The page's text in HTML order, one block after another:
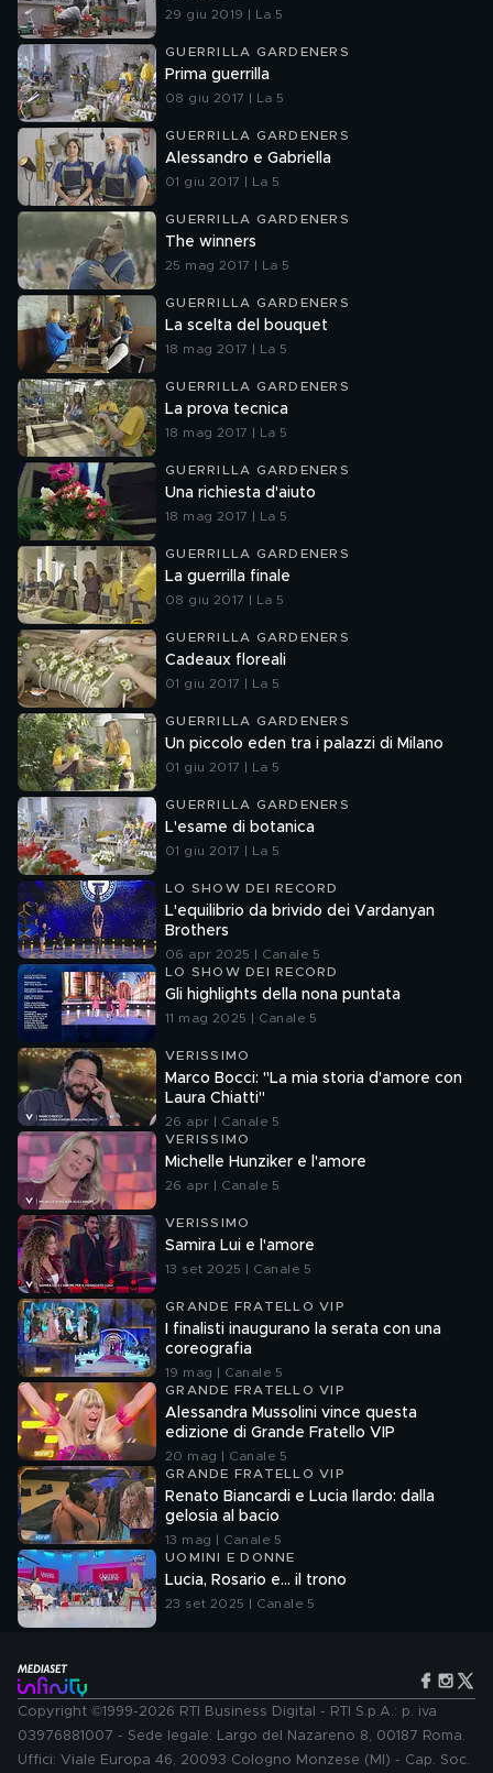
29 giu 2019 | La 5
GUERRILLA GARDENERS
Prima guerrilla
08 giu 2017 | La 5
GUERRILLA GARDENERS
Alessandro e Gabriella
01 giu 2017 | La 5
GUERRILLA GARDENERS
The winners
25 mag 2017 | La 5
GUERRILLA GARDENERS
La scelta del bouquet
18 mag 2017 | La 5
GUERRILLA GARDENERS
La prova tecnica
18 mag 2017 | La 5
GUERRILLA GARDENERS
Una richiesta d'aiuto
18 mag 2017 | La 5
GUERRILLA GARDENERS
La guerrilla finale
08 giu 2017 | La 5
GUERRILLA GARDENERS
Cadeaux floreali
01 giu 2017 | La 5
GUERRILLA GARDENERS
Un piccolo eden tra i palazzi di Milano
01 giu 2017 | La 5
GUERRILLA GARDENERS
L'esame di botanica
01 giu 2017 | La 5
LO SHOW DEI RECORD
L'equilibrio da brivido dei Vardanyan
Brothers
06 apr 2025 | Canale 5
LO SHOW DEI RECORD
Gli highlights della nona puntata
11 mag 2025 | Canale 5
VERISSIMO
Marco Bocci: "La mia storia d'amore con
Laura Chiatti"
26 apr | Canale 5
VERISSIMO
Michelle Hunziker e l'amore
26 apr | Canale 5
VERISSIMO
Samira Lui e l'amore
13 set 2025 | Canale 5
GRANDE FRATELLO VIP
I finalisti inaugurano la serata con una
coreografia
19 mag | Canale 5
GRANDE FRATELLO VIP
Alessandra Mussolini vince questa
edizione di Grande Fratello VIP
20 mag | Canale 5
GRANDE FRATELLO VIP
Renato Biancardi e Lucia Ilardo: dalla
gelosia al bacio
13 mag | Canale 5
UOMINI E DONNE
Lucia, Rosario e... il trono
23 set 2025 | Canale 5
Copyright ©1999-2026 RTI Business Digital - RTI S.p.A.: p. iva
03976881007 - Sede legale: Largo del Nazareno 8, 00187 Roma.
Uffici: Viale Europa 46, 20093 Cologno Monzese (MI) - Cap. Soc.